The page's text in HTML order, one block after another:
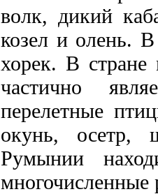
волк, дикий
козел и олень.
хорек. В
частично
перелетные
окунь, осетр,
Румынии
многочисленные